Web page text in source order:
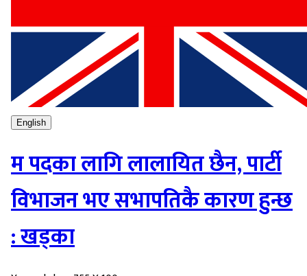
English
म पदका लागि लालायित छैन, पार्टी
विभाजन भए सभापतिकै कारण हुन्छ
: खड्का